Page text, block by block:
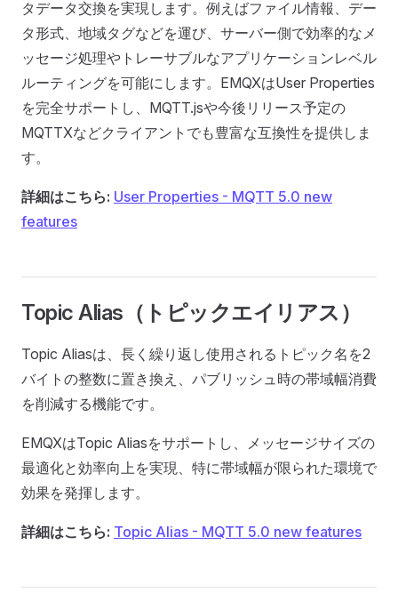
タデータ交換を実現します。例えばファイル情報、デー
タ形式、地域タグなどを運び、サーバー側で効率的なメ
ッセージ処理やトレーサブルなアプリケーションレベル
ルーティングを可能にします。EMQXはUser Properties
を完全サポートし、MQTT.jsや今後リリース予定の
MQTTXなどクライアントでも豊富な互換性を提供しま
す。
詳細はこちら: User Properties - MQTT 5.0 new
features
Topic Alias（トピックエイリアス）
Topic Aliasは、長く繰り返し使用されるトピック名を2
バイトの整数に置き換え、パブリッシュ時の帯域幅消費
を削減する機能です。
EMQXはTopic Aliasをサポートし、メッセージサイズの
最適化と効率向上を実現、特に帯域幅が限られた環境で
効果を発揮します。
詳細はこちら: Topic Alias - MQTT 5.0 new features